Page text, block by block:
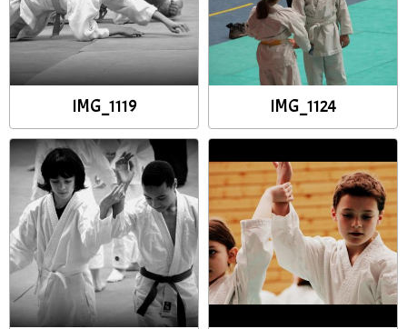
IMG_1119 IMG_1124